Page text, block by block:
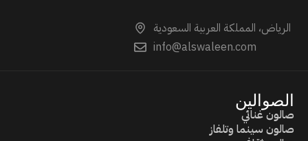
الرياض، المملكة العربية السعودية
info@alswaleen.com
الصوالين
صالون غنائي
صالون سينما وتلفاز